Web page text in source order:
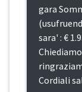
gara
sara' : €
Cordiali